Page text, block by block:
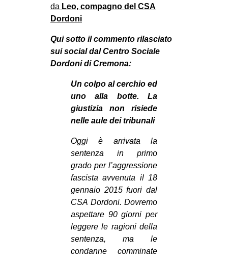
da Leo, compagno del CSA
Dordoni
Qui sotto il commento rilasciato
sui social dal Centro Sociale
Dordoni di Cremona:
Un colpo al cerchio ed
uno alla botte. La
giustizia non risiede
nelle aule dei tribunali
Oggi è arrivata la
sentenza in primo
grado per l’aggressione
fascista avvenuta il 18
gennaio 2015 fuori dal
CSA Dordoni. Dovremo
aspettare 90 giorni per
leggere le ragioni della
sentenza, ma le
condanne comminate